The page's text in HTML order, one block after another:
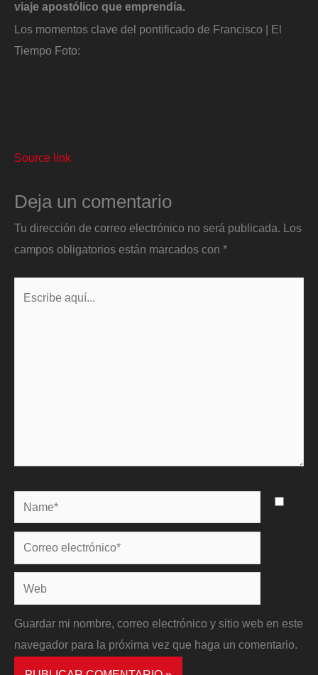
viaje apostólico que emprendía.
Los momentos clave del pontificado de Francisco | El
Tiempo Foto:
Source link
Deja un comentario
Tu dirección de correo electrónico no será publicada. Los
campos obligatorios están marcados con *
Name*
Correo
electrónico*
Web
Guardar mi nombre, correo electrónico y sitio web en este
navegador para la próxima vez que haga un comentario.